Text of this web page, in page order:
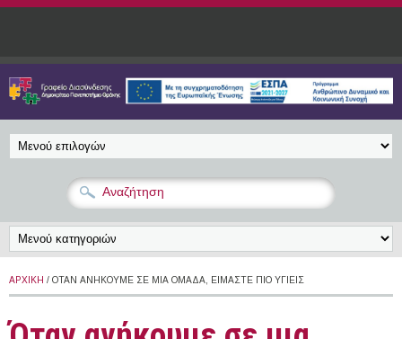
Παράκαμψη προς το κυρίως περιεχόμενο
ΑΡΧΙΚΉ / ΌΤΑΝ ΑΝΉΚΟΥΜΕ ΣΕ ΜΙΑ ΟΜΆΔΑ, ΕΊΜΑΣΤΕ ΠΙΟ ΥΓΙΕΊΣ